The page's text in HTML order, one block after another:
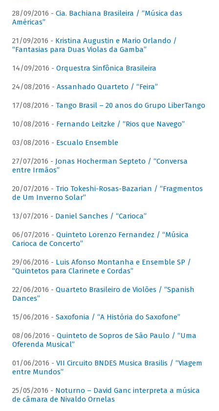
28/09/2016 - Cia. Bachiana Brasileira / “Música das
Américas”
21/09/2016 - Kristina Augustin e Mario Orlando /
“Fantasias para Duas Violas da Gamba”
14/09/2016 - Orquestra Sinfônica Brasileira
24/08/2016 - Assanhado Quarteto / “Feira”
17/08/2016 - Tango Brasil – 20 anos do Grupo LiberTango
10/08/2016 - Fernando Leitzke / “Rios que Navego”
03/08/2016 - Escualo Ensemble
27/07/2016 - Jonas Hocherman Septeto / “Conversa
entre Irmãos”
20/07/2016 - Trio Tokeshi-Rosas-Bazarian / “Fragmentos
de Um Inverno Solar”
13/07/2016 - Daniel Sanches / “Carioca”
06/07/2016 - Quinteto Lorenzo Fernandez / “Música
Carioca de Concerto”
29/06/2016 - Luis Afonso Montanha e Ensemble SP /
“Quintetos para Clarinete e Cordas”
22/06/2016 - Quarteto Brasileiro de Violões / “Spanish
Dances”
15/06/2016 - Saxofonia / “A História do Saxofone”
08/06/2016 - Quinteto de Sopros de São Paulo / “Uma
Oferenda Musical”
01/06/2016 - VII Circuito BNDES Musica Brasilis / “Viagem
entre Mundos”
25/05/2016 - Noturno – David Ganc interpreta a música
de câmara de Nivaldo Ornelas